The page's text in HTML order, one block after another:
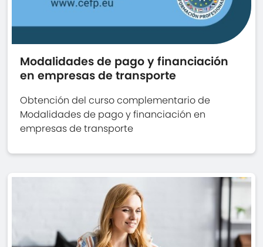
Modalidades de pago y financiación
en empresas de transporte
Obtención del curso complementario de
Modalidades de pago y financiación en
empresas de transporte